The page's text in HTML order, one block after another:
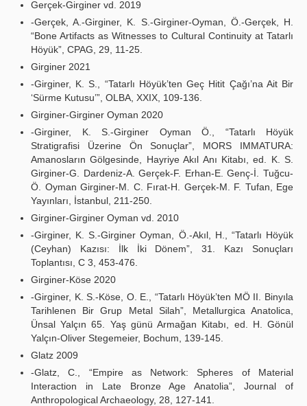
Gerçek-Girginer vd. 2019
-Gerçek, A.-Girginer, K. S.-Girginer-Oyman, Ö.-Gerçek, H.
“Bone Artifacts as Witnesses to Cultural Continuity at Tatarlı
Höyük”, CPAG, 29, 11-25.
Girginer 2021
-Girginer, K. S., “Tatarlı Höyük’ten Geç Hitit Çağı’na Ait Bir
‘Sürme Kutusu’”, OLBA, XXIX, 109-136.
Girginer-Girginer Oyman 2020
-Girginer, K. S.-Girginer Oyman Ö., “Tatarlı Höyük
Stratigrafisi Üzerine Ön Sonuçlar”, MORS IMMATURA:
Amanosların Gölgesinde, Hayriye Akıl Anı Kitabı, ed. K. S.
Girginer-G. Dardeniz-A. Gerçek-F. Erhan-E. Genç-İ. Tuğcu-
Ö. Oyman Girginer-M. C. Fırat-H. Gerçek-M. F. Tufan, Ege
Yayınları, İstanbul, 211-250.
Girginer-Girginer Oyman vd. 2010
-Girginer, K. S.-Girginer Oyman, Ö.-Akıl, H., “Tatarlı Höyük
(Ceyhan) Kazısı: İlk İki Dönem”, 31. Kazı Sonuçları
Toplantısı, C 3, 453-476.
Girginer-Köse 2020
-Girginer, K. S.-Köse, O. E., “Tatarlı Höyük’ten MÖ II. Binyıla
Tarihlenen Bir Grup Metal Silah”, Metallurgica Anatolica,
Ünsal Yalçın 65. Yaş günü Armağan Kitabı, ed. H. Gönül
Yalçın-Oliver Stegemeier, Bochum, 139-145.
Glatz 2009
-Glatz, C., “Empire as Network: Spheres of Material
Interaction in Late Bronze Age Anatolia”, Journal of
Anthropological Archaeology, 28, 127-141.